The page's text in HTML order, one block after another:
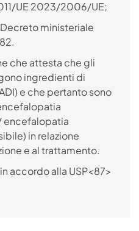
UE 2023/2006/UE;
ministeriale
che attesta che gli
ingredienti di
e che pertanto sono
encefalopatia
in relazione
e al trattamento.
in accordo alla USP<87>